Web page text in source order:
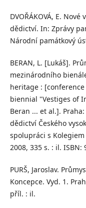
DVOŘÁKOVÁ, E.
dědictví. In: Zprávy
Národní památkový
BERAN, L. [Lukáš].
mezinárodního
heritage :
biennial "Vestiges of
Beran ... et al.].
dědictví Českého
spolupráci s Kolegiem
2008, 335 s. : il. ISBN:
PURŠ, Jaroslav.
Koncepce. Vyd. 1.
příl. : il.